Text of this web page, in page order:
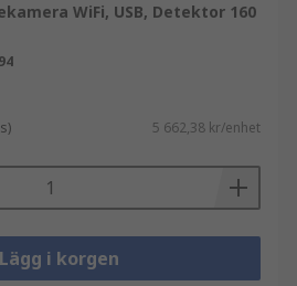
WiFi, USB, Detektor 160
5 662,38 kr/enhet
i korgen